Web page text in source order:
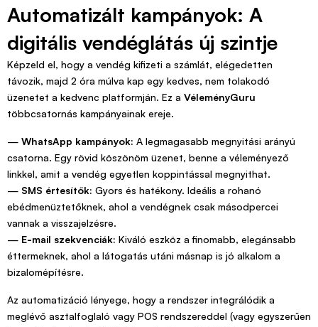
Automatizált kampányok: A
digitális vendéglátás új szintje
Képzeld el, hogy a vendég kifizeti a számlát, elégedetten
távozik, majd 2 óra múlva kap egy kedves, nem tolakodó
üzenetet a kedvenc platformján. Ez a VéleményGuru
többcsatornás kampányainak ereje.
— WhatsApp kampányok: A legmagasabb megnyitási arányú
csatorna. Egy rövid köszönöm üzenet, benne a véleményező
linkkel, amit a vendég egyetlen koppintással megnyithat.
— SMS értesítők: Gyors és hatékony. Ideális a rohanó
ebédmenüztetőknek, ahol a vendégnek csak másodpercei
vannak a visszajelzésre.
— E-mail szekvenciák: Kiváló eszköz a finomabb, elegánsabb
éttermeknek, ahol a látogatás utáni másnap is jó alkalom a
bizalomépítésre.
Az automatizáció lényege, hogy a rendszer integrálódik a
meglévő asztalfoglaló vagy POS rendszereddel (vagy egyszerűen